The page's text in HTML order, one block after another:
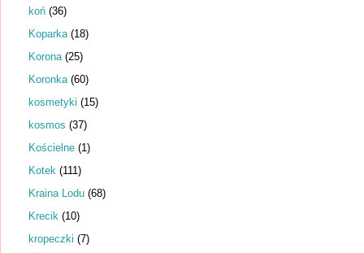
koń (36)
Koparka (18)
Korona (25)
Koronka (60)
kosmetyki (15)
kosmos (37)
Kościelne (1)
Kotek (111)
Kraina Lodu (68)
Krecik (10)
kropeczki (7)